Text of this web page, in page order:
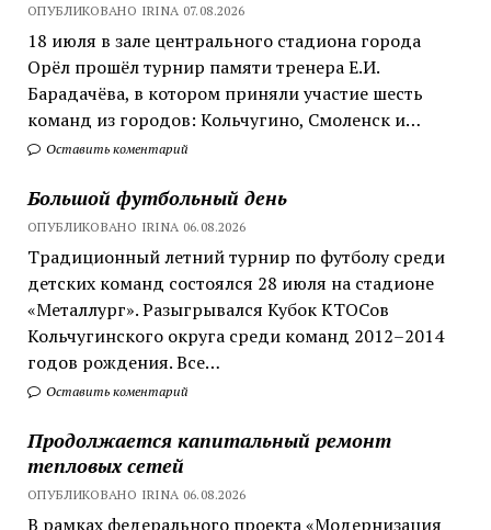
ОПУБЛИКОВАНО IRINA 07.08.2026
18 июля в зале центрального стадиона города
Орёл прошёл турнир памяти тренера Е.И.
Барадачёва, в котором приняли участие шесть
команд из городов: Кольчугино, Смоленск и…
Оставить коментарий
Большой футбольный день
ОПУБЛИКОВАНО IRINA 06.08.2026
Традиционный летний турнир по футболу среди
детских команд состоялся 28 июля на стадионе
«Металлург». Разыгрывался Кубок КТОСов
Кольчугинского округа среди команд 2012–2014
годов рождения. Все…
Оставить коментарий
Продолжается капитальный ремонт
тепловых сетей
ОПУБЛИКОВАНО IRINA 06.08.2026
В рамках федерального проекта «Модернизация